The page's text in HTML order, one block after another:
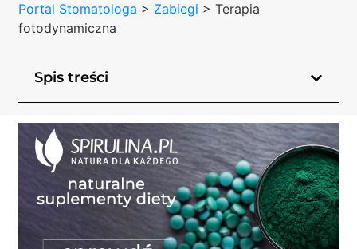
Portal Stomatologa > Zabiegi >Terapia
fotodynamiczna
Spis treści